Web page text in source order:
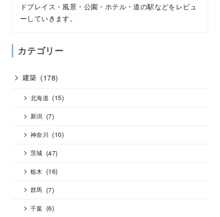
ドプレイス・風景・公園・ホテル・道の駅などをレビュ
ーしていきます。
カテゴリー
建築 (178)
北海道 (15)
新潟 (7)
神奈川 (10)
茨城 (47)
栃木 (16)
群馬 (7)
千葉 (6)